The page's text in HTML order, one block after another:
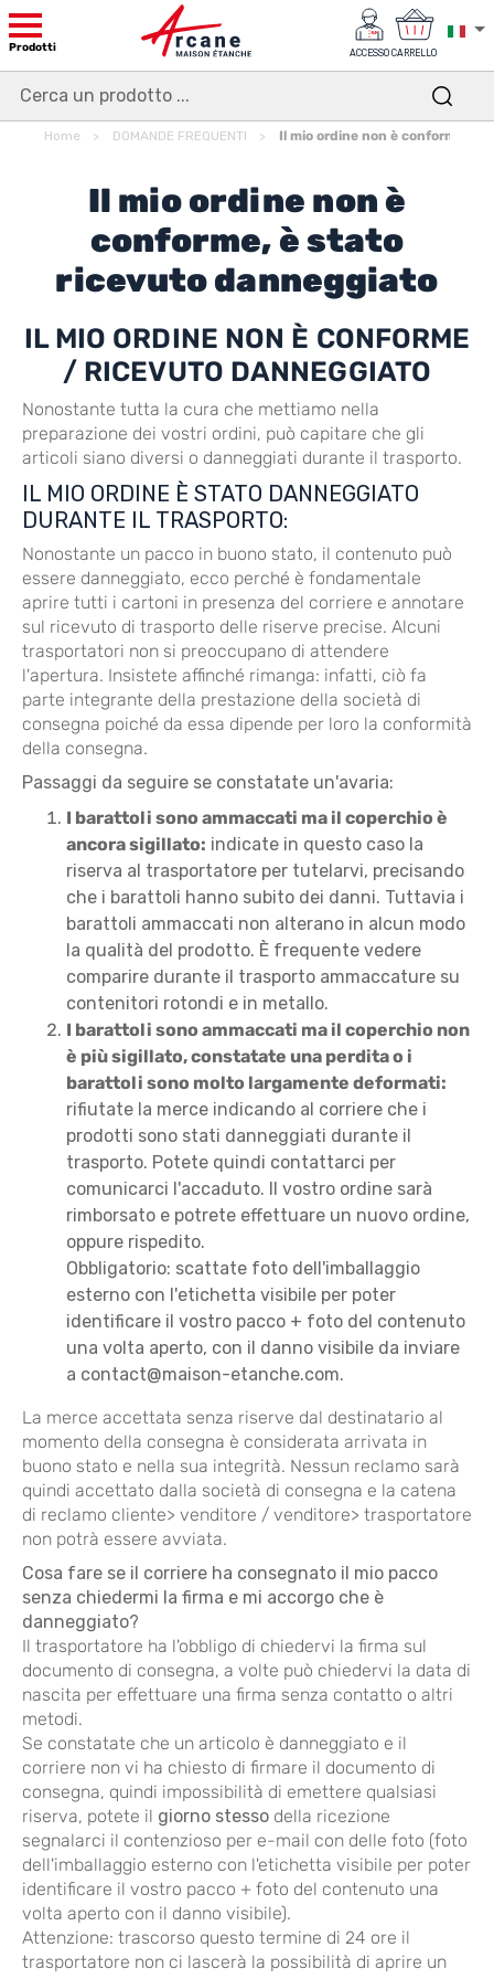
Prodotti ACCESSO CARRELLO
Home DOMANDE FREQUENTI Il mio ordine non è conforme, è
Il mio ordine non è
conforme, è stato
ricevuto danneggiato
IL MIO ORDINE NON È CONFORME
/ RICEVUTO DANNEGGIATO
Nonostante tutta la cura che mettiamo nella
preparazione dei vostri ordini, può capitare che gli
articoli siano diversi o danneggiati durante il trasporto.
IL MIO ORDINE È STATO DANNEGGIATO
DURANTE IL TRASPORTO:
Nonostante un pacco in buono stato, il contenuto può
essere danneggiato, ecco perché è fondamentale
aprire tutti i cartoni in presenza del corriere e annotare
sul ricevuto di trasporto delle riserve precise. Alcuni
trasportatori non si preoccupano di attendere
l'apertura. Insistete affinché rimanga: infatti, ciò fa
parte integrante della prestazione della società di
consegna poiché da essa dipende per loro la conformità
della consegna.
Passaggi da seguire se constatate un'avaria:
I barattoli sono ammaccati ma il coperchio è
ancora sigillato: indicate in questo caso la
riserva al trasportatore per tutelarvi, precisando
che i barattoli hanno subito dei danni. Tuttavia i
barattoli ammaccati non alterano in alcun modo
la qualità del prodotto. È frequente vedere
comparire durante il trasporto ammaccature su
contenitori rotondi e in metallo.
I barattoli sono ammaccati ma il coperchio non
è più sigillato, constatate una perdita o i
barattoli sono molto largamente deformati:
rifiutate la merce indicando al corriere che i
prodotti sono stati danneggiati durante il
trasporto. Potete quindi contattarci per
comunicarci l'accaduto. Il vostro ordine sarà
rimborsato e potrete effettuare un nuovo ordine,
oppure rispedito.
Obbligatorio: scattate foto dell'imballaggio
esterno con l'etichetta visibile per poter
identificare il vostro pacco + foto del contenuto
una volta aperto, con il danno visibile da inviare
a contact@maison-etanche.com.
La merce accettata senza riserve dal destinatario al
momento della consegna è considerata arrivata in
buono stato e nella sua integrità. Nessun reclamo sarà
quindi accettato dalla società di consegna e la catena
di reclamo cliente> venditore / venditore> trasportatore
non potrà essere avviata.
Cosa fare se il corriere ha consegnato il mio pacco
senza chiedermi la firma e mi accorgo che è
danneggiato?
Il trasportatore ha l'obbligo di chiedervi la firma sul
documento di consegna, a volte può chiedervi la data di
nascita per effettuare una firma senza contatto o altri
metodi.
Se constatate che un articolo è danneggiato e il
corriere non vi ha chiesto di firmare il documento di
consegna, quindi impossibilità di emettere qualsiasi
riserva, potete il giorno stesso della ricezione
segnalarci il contenzioso per e-mail con delle foto (foto
dell'imballaggio esterno con l'etichetta visibile per poter
identificare il vostro pacco + foto del contenuto una
volta aperto con il danno visibile).
Attenzione: trascorso questo termine di 24 ore il
trasportatore non ci lascerà la possibilità di aprire un